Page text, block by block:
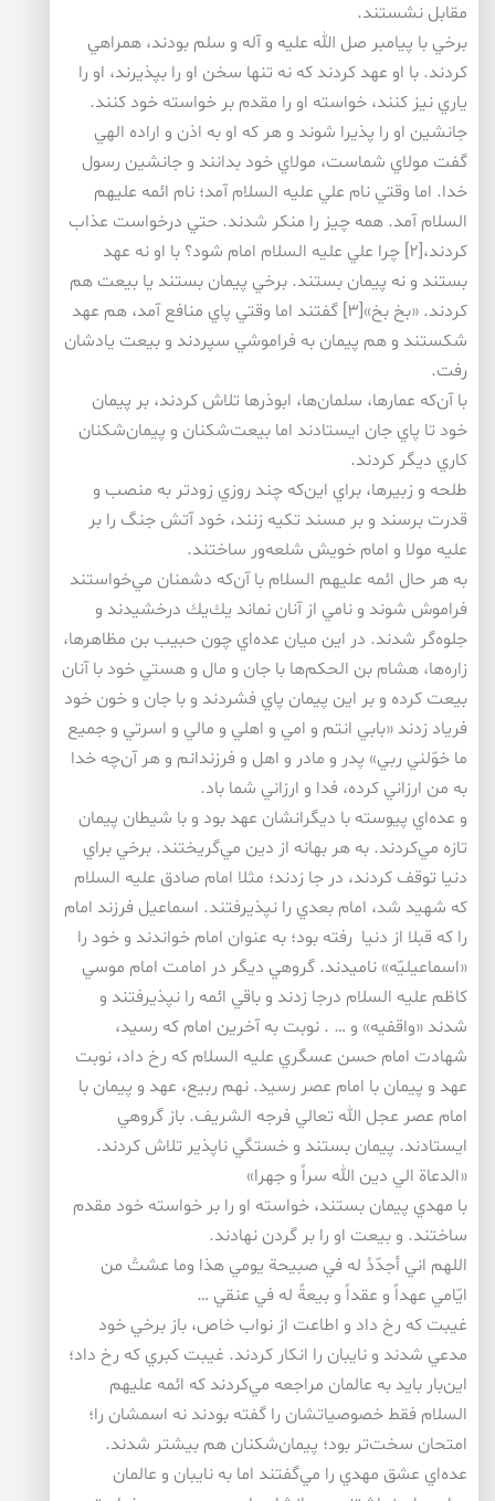
مقابل نشستند.
برخي با پيامبر صل الله عليه و آله و سلم بودند، همراهي
كردند. با او عهد كردند كه نه تنها سخن او را بپذيرند، او را
ياري نيز كنند، خواسته او را مقدم بر خواسته خود كنند.
جانشين او را پذيرا شوند و هر كه او به اذن و اراده الهي
گفت مولاي شماست، مولاي خود بدانند و جانشين رسول
خدا. اما وقتي نام علي عليه السلام آمد؛ نام ائمه عليهم
السلام آمد. همه چيز را منكر شدند. حتي درخواست عذاب
كردند،[۲] چرا علي عليه السلام امام شود؟ با او نه عهد
بستند و نه پيمان بستند. برخي پيمان بستند يا بيعت هم
كردند. «بخ بخ»[۳] گفتند اما وقتي پاي منافع آمد، هم عهد
شكستند و هم پيمان به فراموشي سپردند و بيعت يادشان
رفت.
با آن‌كه عمارها، سلمان‌ها، ابوذرها تلاش كردند، بر پيمان
خود تا پاي جان ايستادند اما بيعت‌شكنان و پيمان‌شكنان
كاري ديگر كردند.
طلحه و زبير‌ها، براي اين‌كه چند روزي زودتر به منصب و
قدرت برسند و بر مسند تكيه زنند، خود آتش جنگ را بر
عليه مولا و امام خويش شلعه‌ور ساختند.
به هر حال ائمه عليهم السلام با آن‌كه دشمنان مي‌خواستند
فراموش شوند و نامي از آنان نماند يك‌يك درخشيدند و
جلوه‌گر شدند. در اين ميان عده‌اي چون حبيب بن مظاهر‌ها،
زاره‌ها، هشام‌ بن الحكم‌ها با جان و مال و هستي خود با آنان
بيعت كرده و بر اين پيمان پاي فشردند و با جان و خون خود
فرياد زدند «بابي انتم و امي و اهلي و مالي و اسرتي و جميع
ما خوّلني ربي» پدر و مادر و اهل و فرزندانم و هر آن‌چه خدا
به من ارزاني كرده، فدا و ارزاني شما باد.
و عده‌اي پيوسته با ديگرانشان عهد بود و با شيطان پيمان
تازه مي‌كردند. به هر بهانه از دين مي‌گريختند. برخي براي
دنيا توقف كردند، در جا زدند؛ مثلا امام صادق عليه السلام
كه شهيد شد، امام بعدي را نپذيرفتند. اسماعيل فرزند امام
را كه قبلا از دنيا رفته بود؛ به عنوان امام خواندند و خود را
«اسماعيليّه» ناميدند. گروهي ديگر در امامت امام موسي
كاظم عليه السلام درجا زدند و باقي ائمه را نپذيرفتند و
شدند «واقفيه» و … . نوبت به آخرين امام كه رسيد،
شهادت امام حسن عسگري عليه السلام كه رخ داد، نوبت
عهد و پيمان با امام عصر رسيد. نهم ربيع، عهد و پيمان با
امام عصر عجل الله تعالي فرجه الشريف. باز گروهي
ايستادند. پيمان بستند و خستگي ناپذير تلاش كردند.
«الدعاة الي دين الله سراً و جهرا»
با مهدي پيمان بستند، خواسته او را بر خواسته خود مقدم
ساختند. و بيعت او را بر گردن نهادند.
اللهم اني أجدّدُ له في صبيحة يومي هذا وما عشتُ من
ايّامي عهداً و عقداً و بيعةً له في عنقي …
غيبت كه رخ داد و اطاعت از نواب خاص، باز برخي خود
مدعي شدند و نايبان را انكار كردند. غيبت كبري كه رخ داد؛
اين‌بار بايد به عالمان مراجعه مي‌كردند كه ائمه عليهم
السلام فقط خصوصياتشان را گفته بودند نه اسمشان را؛
امتحان سخت‌تر بود؛ پيمان‌شكنان هم بيشتر شدند.
عده‌اي عشق مهدي را مي‌گفتند اما به نايبان و عالمان